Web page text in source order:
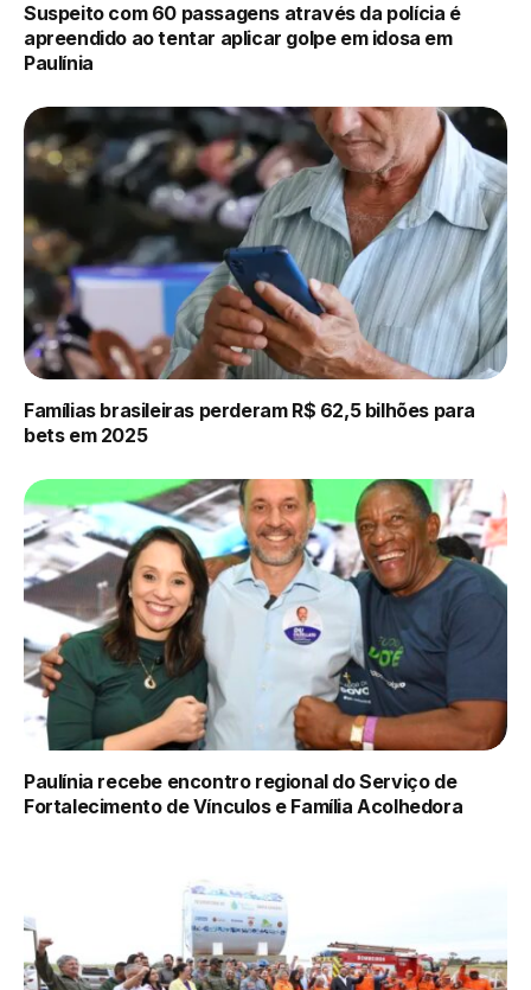
Suspeito com 60 passagens através da polícia é
apreendido ao tentar aplicar golpe em idosa em
Paulínia
Famílias brasileiras perderam R$ 62,5 bilhões para
bets em 2025
Paulínia recebe encontro regional do Serviço de
Fortalecimento de Vínculos e Família Acolhedora